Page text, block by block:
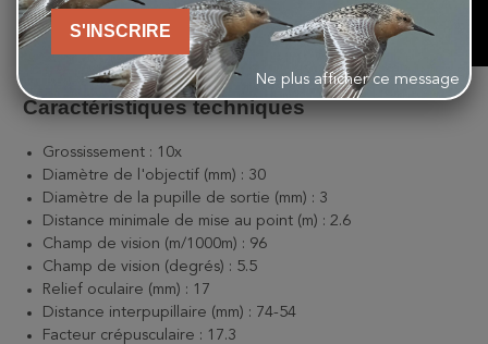
Caractéristiques techniques
Grossissement : 10x
Diamètre de l'objectif (mm) : 30
Diamètre de la pupille de sortie (mm) : 3
Distance minimale de mise au point (m) : 2.6
Champ de vision (m/1000m) : 96
Champ de vision (degrés) : 5.5
Relief oculaire (mm) : 17
Distance interpupillaire (mm) : 74-54
Facteur crépusculaire : 17.3
S'INSCRIRE
Ne plus afficher ce message